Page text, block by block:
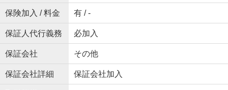
保険加入 / 料金 有 / -
保証人代行義務 必加入
保証会社 その他
保証会社詳細 保証会社加入